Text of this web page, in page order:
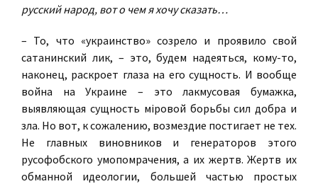
русский народ, вот о чем я хочу сказать…
– То, что «украинство» созрело и проявило свой
сатанинский лик, – это, будем надеяться, кому-то,
наконец, раскроет глаза на его сущность. И вообще
война на Украине – это лакмусовая бумажка,
выявляющая сущность мiровой борьбы сил добра и
зла. Но вот, к сожалению, возмездие постигает не тех.
Не главных виновников и генераторов этого
русофобского умопомрачения, а их жертв. Жертв их
обманной идеологии, большей частью простых